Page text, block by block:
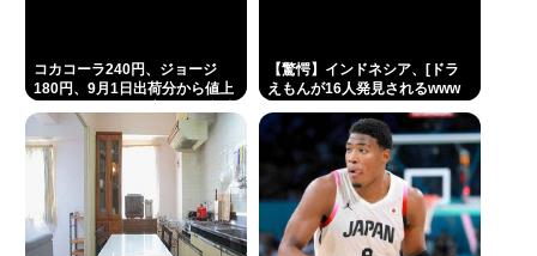
コカコーラ240円、ジョージ
180円、9月1日出荷分から値上
不明すぎる
【驚愕】インドネシア、[ドラ
えもんが16人発見されるwww